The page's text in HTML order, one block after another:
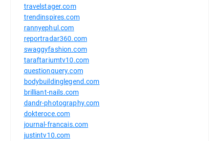
travelstager.com
trendinspires.com
rannyephul.com
reportradar360.com
swaggyfashion.com
taraftariumtv10.com
questionquery.com
bodybuildinglegend.com
brilliant-nails.com
dandr-photography.com
dokteroce.com
journal-francais.com
justintv10.com